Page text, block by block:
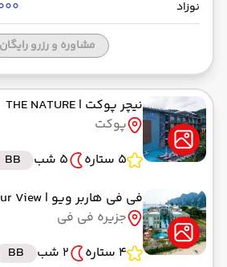
نوزاد
مشاوره و رزرو رایگان
نیچر پوکت | THE NATURE
پوکت
5 ستاره
5 شب BB
فی فی هاربر ویو | Phi Phi Harbour View
جزیره فی فی
4 ستاره
2 شب BB